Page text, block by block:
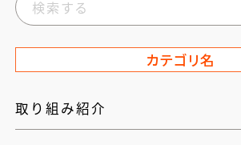
カテゴリ名
取り組み紹介